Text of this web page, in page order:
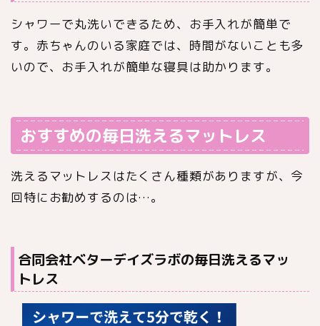
シャワーで丸洗いできるため、お手入れが簡単で
す。赤ちゃんのいる家庭では、時間がないことも多
いので、お手入れが簡単な寝具は助かります。
おすすめの毎日洗えるマットレス
洗えるマットレスはたくさん種類がありますが、今
回特にお勧めするのは…。
合同会社ベターデイズラボの毎日洗えるマッ
トレス